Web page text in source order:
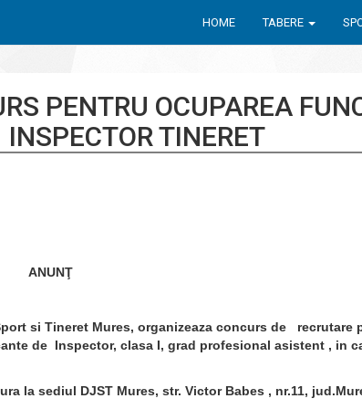
HOME TABERE
PENTRU OCUPAREA
INSPECTOR TINERET
si Tineret Mures, organizeaza concurs de recrutare
de Inspector, clasa I, grad profesional asistent , in
DJST Mures, str. Victor Babes , nr.11,